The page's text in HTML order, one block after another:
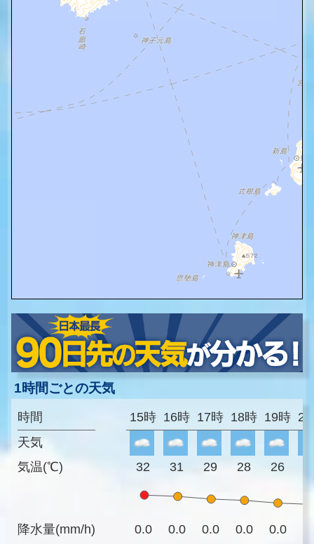
1時間ごとの天気
時間
天気
気温(℃)
降水量(mm/h)
15時 16時 17時 18時 19時
32 31 29 28 26
0.0 0.0 0.0 0.0 0.0